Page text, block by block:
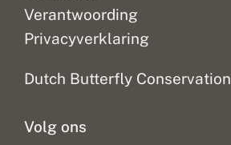
Verantwoording
Privacyverklaring
Dutch Butterfly Conservation
Volg ons